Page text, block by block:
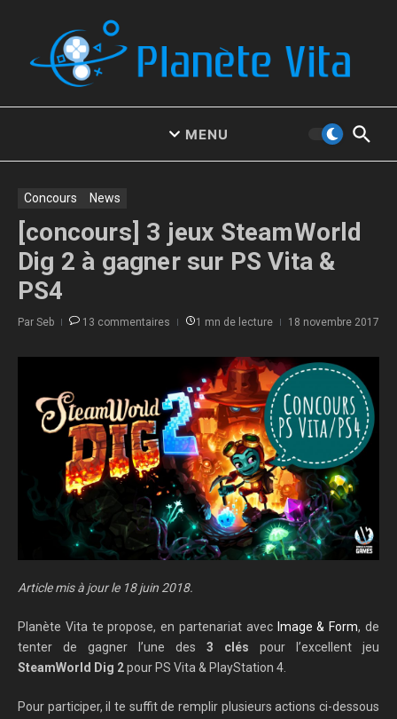
MENU
Concours News
[concours] 3 jeux SteamWorld
Dig 2 à gagner sur PS Vita &
PS4
Par Seb 13 commentaires 1 mn de lecture 18 novembre 2017
Article mis à jour le 18 juin 2018.
Planète Vita te propose, en partenariat avec Image & Form, de
tenter de gagner l’une des 3 clés pour l’excellent jeu
SteamWorld Dig 2pour PS Vita & PlayStation 4.
Pour participer, il te suffit de remplir plusieurs actions ci-dessous